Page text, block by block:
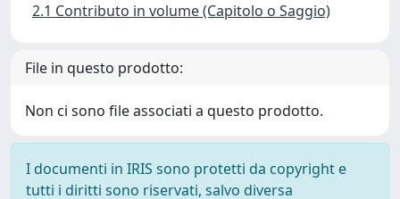
2.1 Contributo in volume (Capitolo o Saggio)
File in questo prodotto:
Non ci sono file associati a questo prodotto.
I documenti in IRIS sono protetti da copyright e
tutti i diritti sono riservati, salvo diversa